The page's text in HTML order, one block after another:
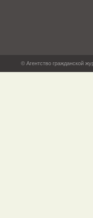
© Агентство гражданской